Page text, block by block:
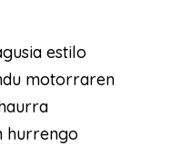
estilo
motorraren
hurrengo